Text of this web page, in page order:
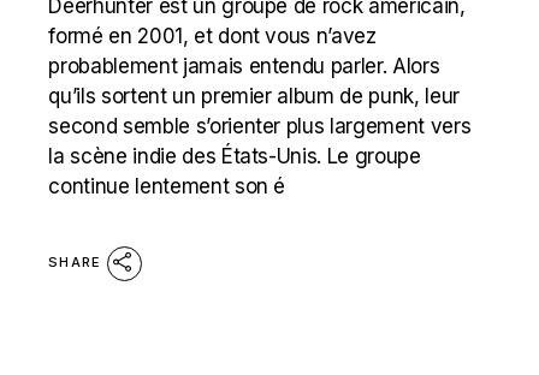
Deerhunter est un groupe de rock américain,
formé en 2001, et dont vous n’avez
probablement jamais entendu parler. Alors
qu’ils sortent un premier album de punk, leur
second semble s’orienter plus largement vers
la scène indie des États-Unis. Le groupe
continue lentement son é
SHARE